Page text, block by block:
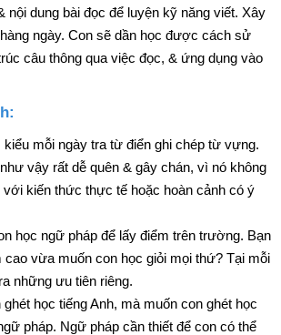
nội dung bài đọc để luyện kỹ năng viết. Xây
ngày. Con sẽ dần học được cách sử
câu thông qua việc đọc, & ứng dụng vào
mỗi ngày tra từ điển ghi chép từ vựng.
vậy rất dễ quên & gây chán, vì nó không
với kiến thức thực tế hoặc hoàn cảnh có ý
học ngữ pháp để lấy điểm trên trường. Bạn
vừa muốn con học giỏi mọi thứ? Tại mỗi
những ưu tiên riêng.
học tiếng Anh, mà muốn con ghét học
pháp. Ngữ pháp cần thiết để con có thể